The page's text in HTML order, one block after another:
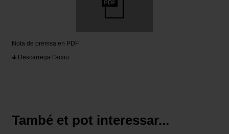
Nota de premsa en PDF
Descarrega l’arxiu
També et pot interessar...